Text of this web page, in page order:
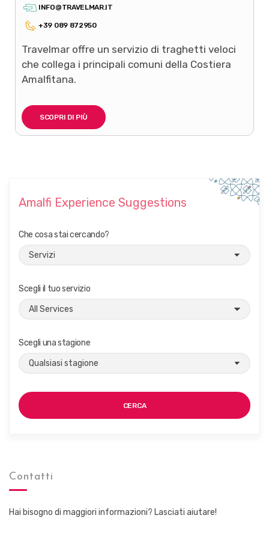
INFO@TRAVELMAR.IT
+39 089 872950
Travelmar offre un servizio di traghetti veloci
che collega i principali comuni della Costiera
Amalfitana.
SCOPRI DI PIÙ
Amalfi Experience Suggestions
Che cosa stai cercando?
Scegli il tuo servizio
Scegli una stagione
CERCA
Contatti
Hai bisogno di maggiori informazioni? Lasciati aiutare!